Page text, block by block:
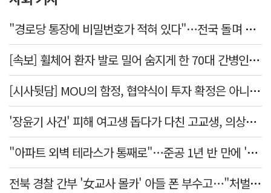
"경로당 통장에 비밀번호가 적혀 있다"…전국 돌며 경로당 13곳 턴 30대 구속
[속보] 휠체어 환자 발로 밀어 숨지게 한 70대 간병인…2심도 집행유예
[시사뒷담] MOU의 함정, 협약식이 투자 확정은 아니긴 해
'장윤기 사건' 피해 여고생 돕다가 다친 고교생, 의상자 인정
"아파트 외벽 테라스가 통째로"…준공 1년 반 만에 '아찔 사고'
전북 경찰 간부 '女교사 몰카' 아들 폰 부수고…"처벌 못하는 사안" 내부망에 글